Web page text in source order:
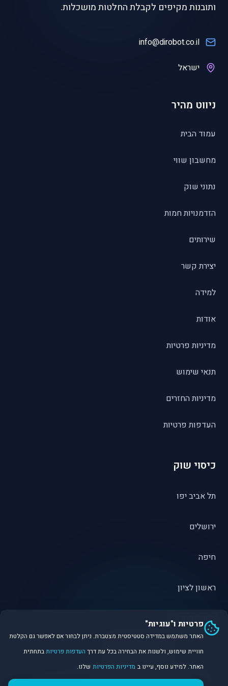
ותובנות מקיפים לקבלת החלטות מושכלות.
info@dirobot.co.il
ישראל
ניווט מהיר
עמוד הבית
מחשבון שווי
נתוני שוק
הזדמנויות חמות
שירותים
יצירת קשר
למידה
אודות
מדיניות פרטיות
תנאי שימוש
מדיניות החזרים
העדפות פרטיות
כיסוי שוק
תל אביב יפו
ירושלים
חיפה
ראשון לציון
פתח תקווה
©
פרטיות ו"עוגיות"
האתר משתמש במדידה סטטיסטית מצטברת. ניתן לבחור אם לאפשר גם הקלטת
חוויית שימוש, ולשנות את הבחירה בכל עת דרך העדפות פרטיותבתחתית
האתר. למידע נוסף, עיינו ב מדיניות הפרטיות שלנו.